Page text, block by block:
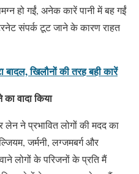
हो गईं, अनेक कारें पानी में बह गईं
संपर्क टूट जाने के कारण राहत
बादल, खिलौनों की तरह बही कारें
वादा किया
लेन ने प्रभावित लोगों की मदद का
जर्मनी, लग्जमबर्ग और
लोगों के परिजनों के प्रति मैं